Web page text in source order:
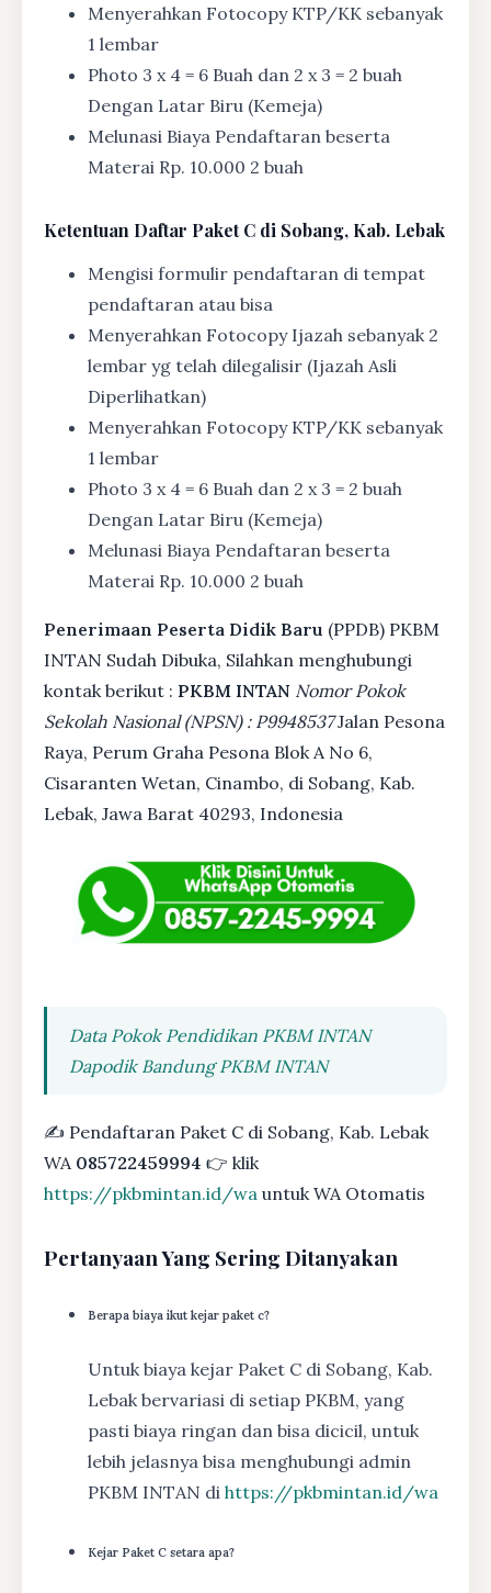
Menyerahkan Fotocopy KTP/KK sebanyak
1 lembar
Photo 3 x 4 = 6 Buah dan 2 x 3 = 2 buah
Dengan Latar Biru (Kemeja)
Melunasi Biaya Pendaftaran beserta
Materai Rp. 10.000 2 buah
Ketentuan Daftar Paket C di Sobang, Kab. Lebak
Mengisi formulir pendaftaran di tempat
pendaftaran atau bisa
Menyerahkan Fotocopy Ijazah sebanyak 2
lembar yg telah dilegalisir (Ijazah Asli
Diperlihatkan)
Menyerahkan Fotocopy KTP/KK sebanyak
1 lembar
Photo 3 x 4 = 6 Buah dan 2 x 3 = 2 buah
Dengan Latar Biru (Kemeja)
Melunasi Biaya Pendaftaran beserta
Materai Rp. 10.000 2 buah
Penerimaan Peserta Didik Baru (PPDB) PKBM
INTAN Sudah Dibuka, Silahkan menghubungi
kontak berikut : PKBM INTAN Nomor Pokok
Sekolah Nasional (NPSN) : P9948537Jalan Pesona
Raya, Perum Graha Pesona Blok A No 6,
Cisaranten Wetan, Cinambo, di Sobang, Kab.
Lebak, Jawa Barat 40293, Indonesia
Data Pokok Pendidikan PKBM INTAN
Dapodik Bandung PKBM INTAN
✍ Pendaftaran Paket C di Sobang, Kab. Lebak
WA 085722459994 👉 klik
https://pkbmintan.id/wa untuk WA Otomatis
Pertanyaan Yang Sering Ditanyakan
Berapa biaya ikut kejar paket c?
Untuk biaya kejar Paket C di Sobang, Kab.
Lebak bervariasi di setiap PKBM, yang
pasti biaya ringan dan bisa dicicil, untuk
lebih jelasnya bisa menghubungi admin
PKBM INTAN di https://pkbmintan.id/wa
Kejar Paket C setara apa?